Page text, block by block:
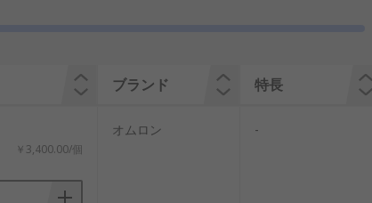
わせて使います。アクチュエータ
ッチを動かし、扉を保持または解
扉を保持すべきか、開放できるべ
機能です。惰性回転、残圧、加熱
ブランド 特長
￥3,400.00/個
オムロン -